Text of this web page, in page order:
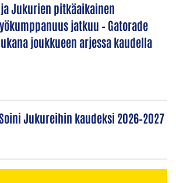
Jukurien pitkäaikainen
jatkuu – Gatorade
joukkueen arjessa kaudella
Jukureihin kaudeksi 2026–2027